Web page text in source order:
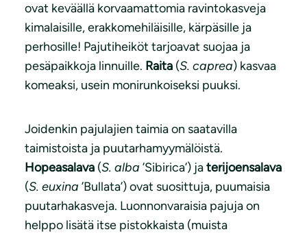
ovat keväällä korvaamattomia ravintokasveja
kimalaisille, erakkomehiläisille, kärpäsille ja
perhosille! Pajutiheiköt tarjoavat suojaa ja
pesäpaikkoja linnuille. Raita (S. caprea) kasvaa
komeaksi, usein monirunkoiseksi puuksi.
Joidenkin pajulajien taimia on saatavilla
taimistoista ja puutarhamyymälöistä.
Hopeasalava (S. alba ’Sibirica’) jaterijoensalava
(S. euxina ’Bullata’) ovat suosittuja, puumaisia
puutarhakasveja. Luonnonvaraisia pajuja on
helppo lisätä itse pistokkaista (muista